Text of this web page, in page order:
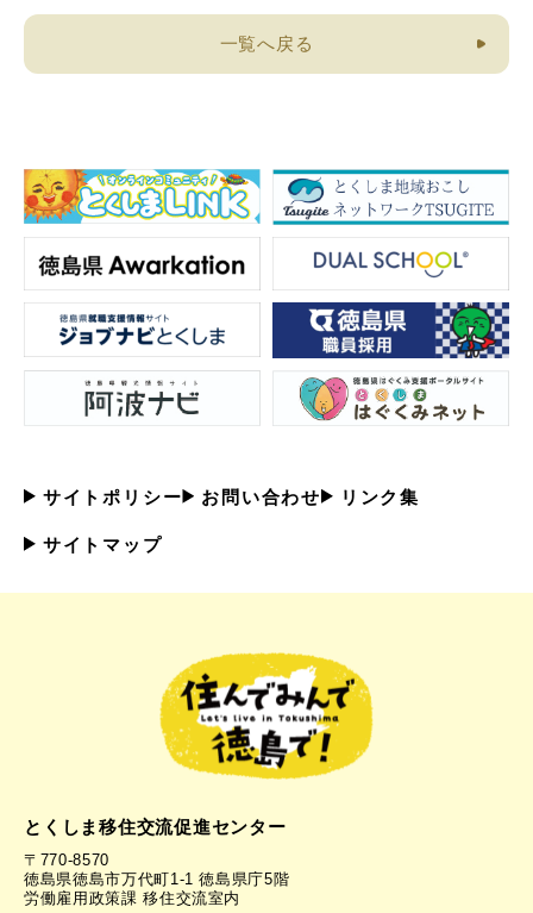
一覧へ戻る
サイトポリシー お問い合わせ リンク集
サイトマップ
とくしま移住交流促進センター
〒770-8570
徳島県徳島市万代町1-1 徳島県庁5階
労働雇用政策課 移住交流室内